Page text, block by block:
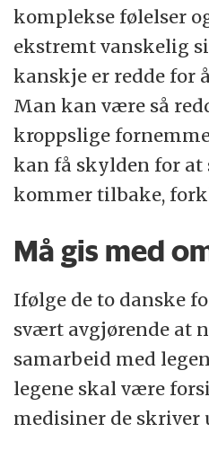
komplekse følelser
ekstremt vanskelig
kanskje er redde for
Man kan være så
kroppslige
kan få skylden for at
kommer tilbake,
Må gis med
Ifølge de to danske
svært avgjørende at
samarbeid med
legene skal være
medisiner de skriver